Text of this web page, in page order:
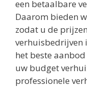
een betaalbare
Daarom bieden
zodat u de
verhuisbedrijven
het beste
uw budget
professionele